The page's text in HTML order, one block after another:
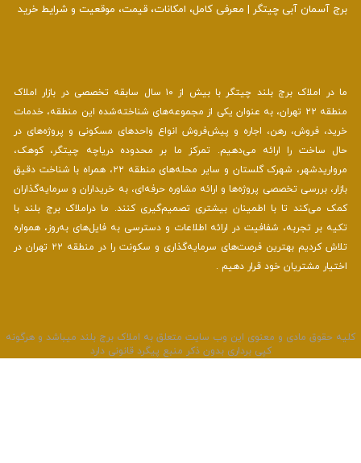
برج آسمان آبی چیتگر | معرفی کامل، امکانات، قیمت، موقعیت و شرایط خرید
ما در املاک برج بلند چیتگر با بیش از ۱۰ سال سابقه تخصصی در بازار املاک
منطقه ۲۲ تهران، به عنوان یکی از مجموعه‌های شناخته‌شده این منطقه، خدمات
خرید، فروش، رهن، اجاره و پیش‌فروش انواع واحدهای مسکونی و پروژه‌های در
حال ساخت را ارائه می‌دهیم. تمرکز ما بر محدوده دریاچه چیتگر، کوهک،
مرواریدشهر، شهرک گلستان و سایر محله‌های منطقه ۲۲، همراه با شناخت دقیق
بازار، بررسی تخصصی پروژه‌ها و ارائه مشاوره حرفه‌ای، به خریداران و سرمایه‌گذاران
کمک می‌کند تا با اطمینان بیشتری تصمیم‌گیری کنند. ما دراملاک برج بلند با
تکیه بر تجربه، شفافیت در ارائه اطلاعات و دسترسی به فایل‌های به‌روز، همواره
تلاش کردیم بهترین فرصت‌های سرمایه‌گذاری و سکونت را در منطقه ۲۲ تهران در
اختیار مشتریان خود قرار دهیم .
حقوق مادی و معنوی این وب سایت متعلق به املاک برج بلند میباشد و هرگونه
کپی برداری بدون ذکر منبع پیگرد قانونی دارد